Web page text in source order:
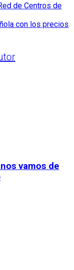
de Centros de
con los precios
vamos de